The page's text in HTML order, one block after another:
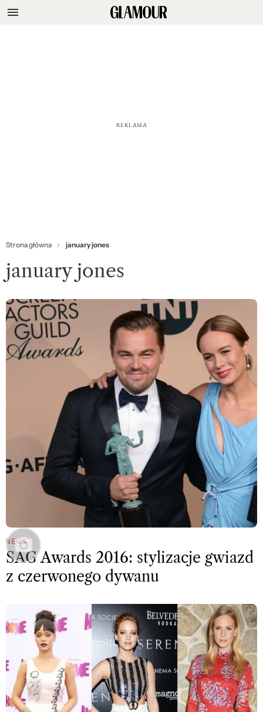
Strona główna january jones
january jones
NEWS
SAG Awards 2016: stylizacje gwiazd
z czerwonego dywanu